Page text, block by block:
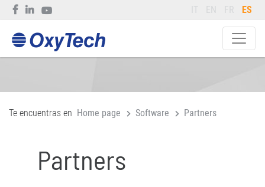
IT EN FR ES
Te encuentras en Home page Software Partners
Partners